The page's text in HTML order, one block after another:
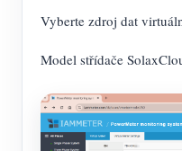
Vyberte zdroj dat
Model střídače